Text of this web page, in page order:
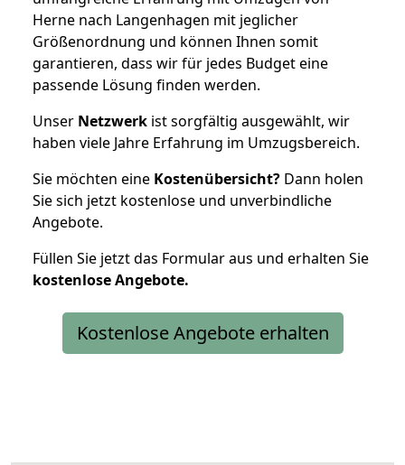
Herne nach Langenhagen mit jeglicher
Größenordnung und können Ihnen somit
garantieren, dass wir für jedes Budget eine
passende Lösung finden werden.
Unser Netzwerk ist sorgfältig ausgewählt, wir
haben viele Jahre Erfahrung im Umzugsbereich.
Sie möchten eine Kostenübersicht? Dann holen
Sie sich jetzt kostenlose und unverbindliche
Angebote.
Füllen Sie jetzt das Formular aus und erhalten Sie
kostenloseAngebote.
Kostenlose Angebote erhalten